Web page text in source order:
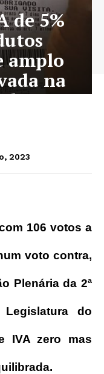
de 5%
amplo
na
2023
106 votos a
voto contra,
Plenária da 2ª
do
IVA zero mas